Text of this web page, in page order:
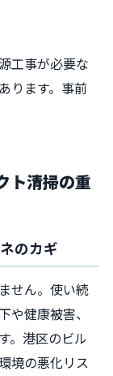
工事が必要な
ります。事前
ト清掃の重
のカギ
せん。使い続
や健康被害、
。港区のビル
境の悪化リス